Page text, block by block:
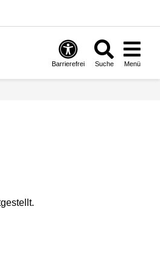
Barrierefrei Suche Menü